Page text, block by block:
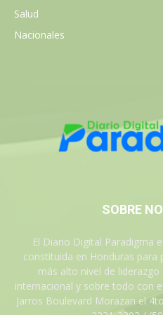
Salud
Nacionales
SOBRE
El Diario Digital Paradigma
constituida en Honduras para
más alto nivel de
internacional y sobre todo con
Jarros Boulevard Morazan el